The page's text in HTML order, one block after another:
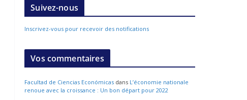
Suivez-nous
Inscrivez-vous pour recevoir des notifications
Vos commentaires
Facultad de Ciencias Económicas dans L’économie nationale
renoue avec la croissance : Un bon départ pour 2022